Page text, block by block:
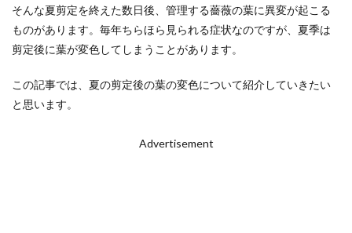
そんな夏剪定を終えた数日後、管理する薔薇の葉に異変が起こる
ものがあります。毎年ちらほら見られる症状なのですが、夏季は
剪定後に葉が変色してしまうことがあります。
この記事では、夏の剪定後の葉の変色について紹介していきたい
と思います。
Advertisement